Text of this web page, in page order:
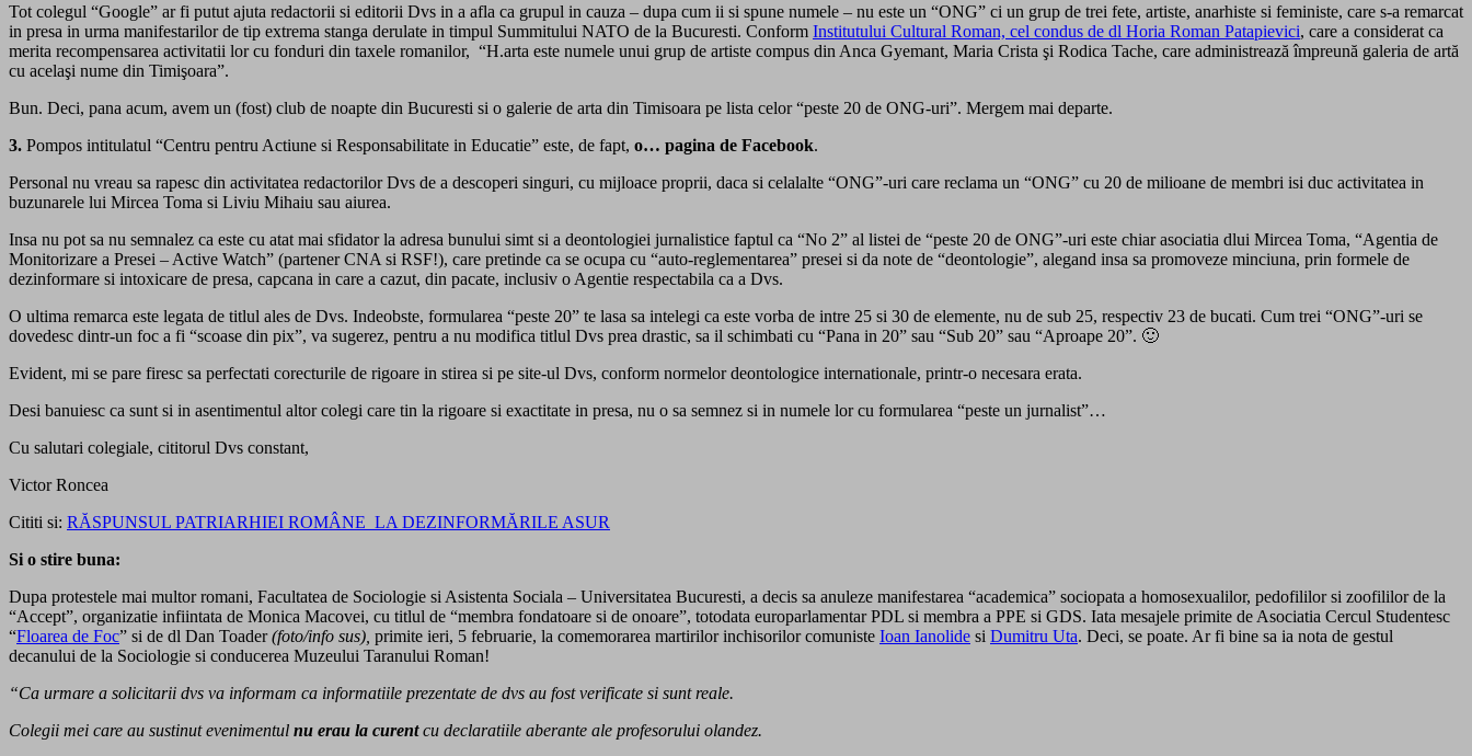
Tot colegul “Google” ar fi putut ajuta redactorii si editorii Dvs in a afla ca grupul in cauza – dupa cum ii si spune numele – nu este un “ONG” ci un grup de trei fete, artiste, anarhiste si feministe, care s-a remarcat
in presa in urma manifestarilor de tip extrema stanga derulate in timpul Summitului NATO de la Bucuresti. Conform Institutului Cultural Roman, cel condus de dl Horia Roman Patapievici, care a considerat ca
merita recompensarea activitatii lor cu fonduri din taxele romanilor, “H.arta este numele unui grup de artiste compus din Anca Gyemant, Maria Crista şi Rodica Tache, care administrează împreună galeria de artă
cu acelaşi nume din Timişoara”.
Bun. Deci, pana acum, avem un (fost) club de noapte din Bucuresti si o galerie de arta din Timisoara pe lista celor “peste 20 de ONG-uri”. Mergem mai departe.
3. Pompos intitulatul “Centru pentru Actiune si Responsabilitate in Educatie” este, de fapt, o… pagina de Facebook.
Personal nu vreau sa rapesc din activitatea redactorilor Dvs de a descoperi singuri, cu mijloace proprii, daca si celalalte “ONG”-uri care reclama un “ONG” cu 20 de milioane de membri isi duc activitatea in
buzunarele lui Mircea Toma si Liviu Mihaiu sau aiurea.
Insa nu pot sa nu semnalez ca este cu atat mai sfidator la adresa bunului simt si a deontologiei jurnalistice faptul ca “No 2” al listei de “peste 20 de ONG”-uri este chiar asociatia dlui Mircea Toma, “Agentia de
Monitorizare a Presei – Active Watch” (partener CNA si RSF!), care pretinde ca se ocupa cu “auto-reglementarea” presei si da note de “deontologie”, alegand insa sa promoveze minciuna, prin formele de
dezinformare si intoxicare de presa, capcana in care a cazut, din pacate, inclusiv o Agentie respectabila ca a Dvs.
O ultima remarca este legata de titlul ales de Dvs. Indeobste, formularea “peste 20” te lasa sa intelegi ca este vorba de intre 25 si 30 de elemente, nu de sub 25, respectiv 23 de bucati. Cum trei “ONG”-uri se
dovedesc dintr-un foc a fi “scoase din pix”, va sugerez, pentru a nu modifica titlul Dvs prea drastic, sa il schimbati cu “Pana in 20” sau “Sub 20” sau “Aproape 20”. 🙂
Evident, mi se pare firesc sa perfectati corecturile de rigoare in stirea si pe site-ul Dvs, conform normelor deontologice internationale, printr-o necesara erata.
Desi banuiesc ca sunt si in asentimentul altor colegi care tin la rigoare si exactitate in presa, nu o sa semnez si in numele lor cu formularea “peste un jurnalist”…
Cu salutari colegiale, cititorul Dvs constant,
Victor Roncea
Cititi si: RĂSPUNSUL PATRIARHIEI ROMÂNE LA DEZINFORMĂRILE ASUR
Si o stire buna:
Dupa protestele mai multor romani, Facultatea de Sociologie si Asistenta Sociala – Universitatea Bucuresti, a decis sa anuleze manifestarea “academica” sociopata a homosexualilor, pedofililor si zoofililor de la
“Accept”, organizatie infiintata de Monica Macovei, cu titlul de “membra fondatoare si de onoare”, totodata europarlamentar PDL si membra a PPE si GDS. Iata mesajele primite de Asociatia Cercul Studentesc
“Floarea de Foc” si de dl Dan Toader(foto/info sus), primite ieri, 5 februarie, la comemorarea martirilor inchisorilor comuniste Ioan Ianolide si Dumitru Uta. Deci, se poate. Ar fi bine sa ia nota de gestul
decanului de la Sociologie si conducerea Muzeului Taranului Roman!
“Ca urmare a solicitarii dvs va informam ca informatiile prezentate de dvs au fost verificate si sunt reale.
Colegii mei care au sustinut evenimentul nu erau la curentcu declaratiile aberante ale profesorului olandez.